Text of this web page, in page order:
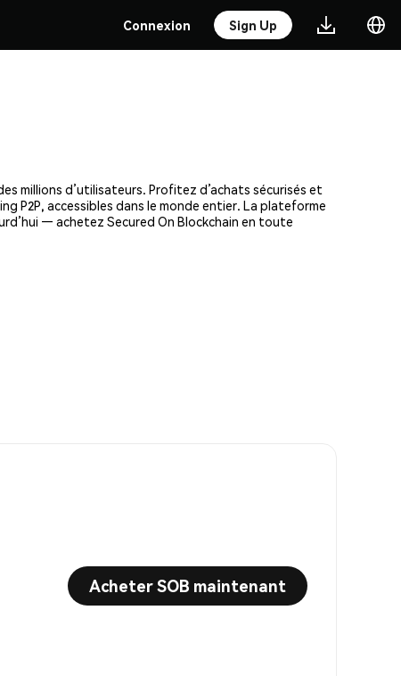
Connexion Sign Up
millions d’utilisateurs. Profitez d’achats sécurisés et
P2P, accessibles dans le monde entier. La plateforme
— achetez Secured On Blockchain en toute
Acheter SOB maintenant